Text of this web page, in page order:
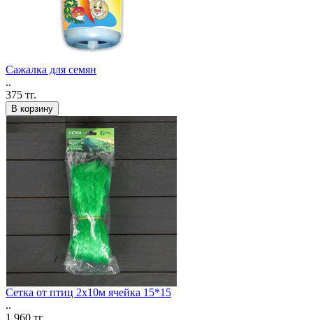
Сажалка для семян
..
375 тг.
В корзину
Сетка от птиц 2х10м ячейка 15*15
..
1 960 тг.